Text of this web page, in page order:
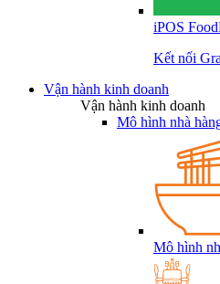
iPOS
Kết nối
Vận hành kinh doanh
Vận hành kinh doanh
Mô hình nhà
Mô hình